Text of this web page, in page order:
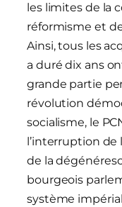
les limites de la
réformisme et
Ainsi, tous les
a duré dix ans
grande partie
révolution
socialisme, le
l’interruption
de la
bourgeois
système